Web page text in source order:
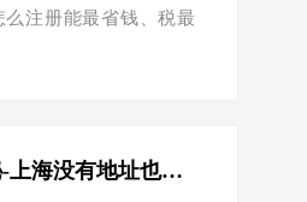
注册能最省钱、税最
得，于是便欣然应允
心中的“福地”。 工商
上海没有地址也能注册个体工商户？税负优化新策略大揭秘-上海没有地址也能注册个体工商户？